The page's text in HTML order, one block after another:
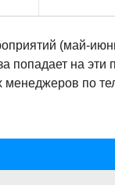
(май-
попадает на эти
менеджеров по